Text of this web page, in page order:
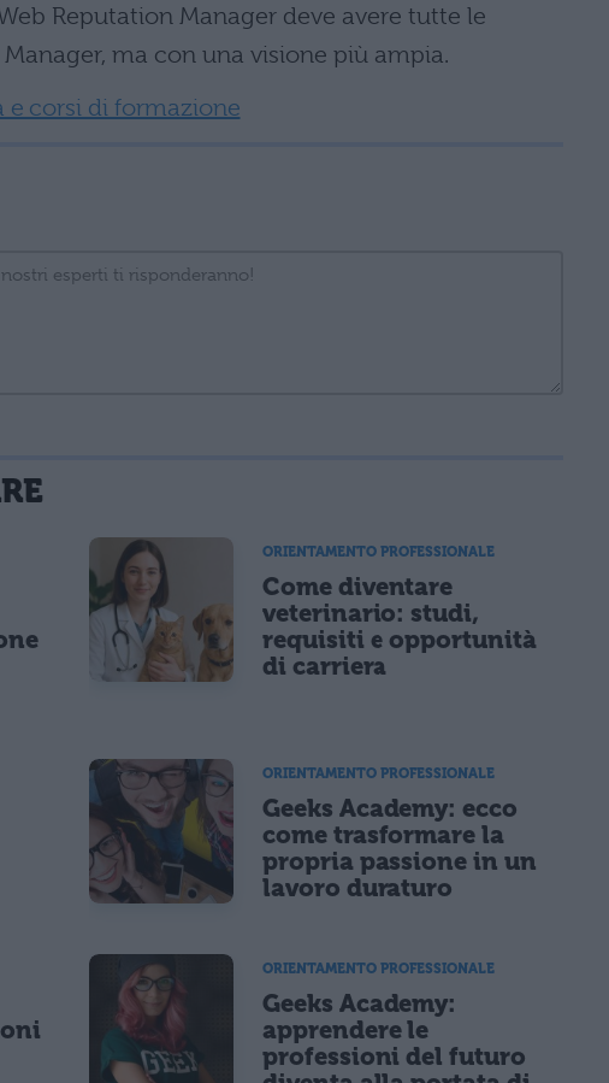
Reputation Manager deve avere tutte le
ma con una visione più ampia.
e corsi di formazione
cookie salvi i tuoi dati (nome, email) per il prossimo commento.
di marketing diretto con modalità automatizzate o tradizionali
ORIENTAMENTO PROFESSIONALE
Come diventare
veterinario: studi,
requisiti e opportunità
di carriera
ORIENTAMENTO PROFESSIONALE
Geeks Academy: ecco
come trasformare la
propria passione in un
lavoro duraturo
ORIENTAMENTO PROFESSIONALE
Geeks Academy:
apprendere le
professioni del futuro